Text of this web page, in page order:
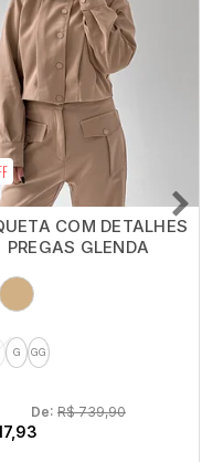
DETALHES
PREGAS GLENDA
G GG
De: R$ 739,90